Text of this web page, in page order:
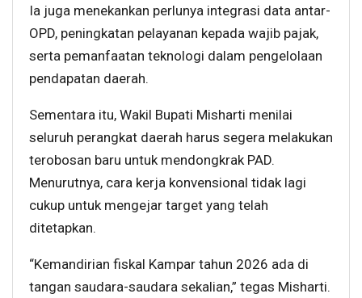
Ia juga menekankan perlunya integrasi data antar-
OPD, peningkatan pelayanan kepada wajib pajak,
serta pemanfaatan teknologi dalam pengelolaan
pendapatan daerah.
Sementara itu, Wakil Bupati Misharti menilai
seluruh perangkat daerah harus segera melakukan
terobosan baru untuk mendongkrak PAD.
Menurutnya, cara kerja konvensional tidak lagi
cukup untuk mengejar target yang telah
ditetapkan.
“Kemandirian fiskal Kampar tahun 2026 ada di
tangan saudara-saudara sekalian,” tegas Misharti.